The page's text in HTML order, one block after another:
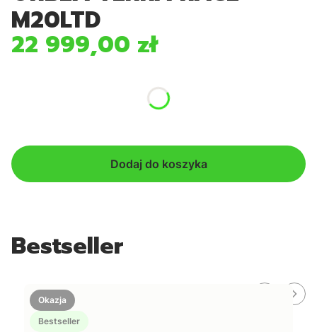
M20LTD
Cena
22 999,00 zł
Dodaj do koszyka
Bestseller
Okazja
Bestseller